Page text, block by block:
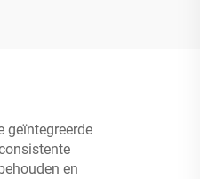
geïntegreerde
en